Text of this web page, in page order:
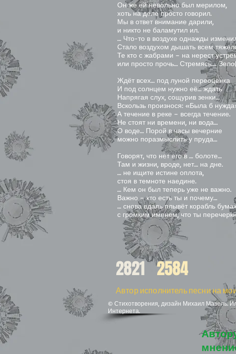
Он же ей невольно был мерилом,
хоть на деле просто говорил.
Мы в ответ внимание дарили,
и никто не баламутил ил.
… Что-то в воздухе однажды
Стало воздухом дышать всем
Те кто с жабрами – на нерест
или просто прочь… Стремясь….
Ждёт всех… под луной переоценка
И под солнцем нужно её… ждать
Напрягая слух, сощурив зенки…
Вскользь произнося: «Была б
А течение в реке – всегда течение.
Не стоят ни времени, ни вода…
О воде… Порой в часы вечерние
можно поразмыслить у пруда…
Говорят, что нет его в … болоте…
Там и жизни, вроде, нет… на дне.
… не ищите истине оплота,
стоя в темноте наедине.
… Кем он был теперь уже не важно.
Важно – кто есть ты и почему…
… снова вдаль плывёт корабль
с громким именем, что ты
2821 2584
Автор исполнитель песни на
© Стихотворения, дизайн Михаил Мазель.
Интернета.